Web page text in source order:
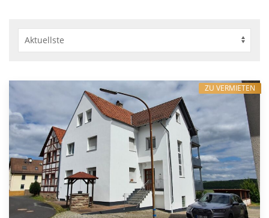
ZU VERMIETEN